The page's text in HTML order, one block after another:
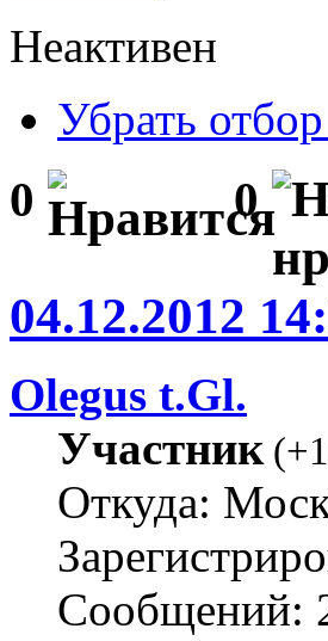
Неактивен
Убрать
0 0
04.12.2012
Olegus t.Gl.
Участник(
Откуда:
Сообщений: